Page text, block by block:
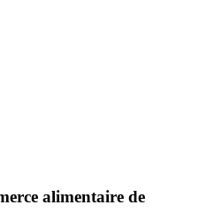
alimentaire de